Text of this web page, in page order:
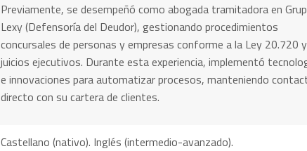
Previamente, se desempeñó como abogada tramitadora en
Lexy (Defensoría del Deudor), gestionando procedimientos
concursales de personas y empresas conforme a la Ley 20.720 y
juicios ejecutivos. Durante esta experiencia, implementó
e innovaciones para automatizar procesos, manteniendo
directo con su cartera de clientes.
Castellano (nativo). Inglés (intermedio-avanzado).